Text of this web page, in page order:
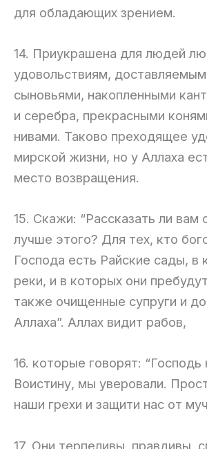
для обладающих зрением.
14. Приукрашена для людей
удовольствиям,
сыновьями, накопленными
и серебра, прекрасными
нивами. Таково преходящее
мирской жизни, но у Аллаха
место возвращения.
15. Скажи: “Рассказать ли вам
лучше этого? Для тех, кто
Господа есть Райские сады, в
реки, и в которых они
также очищенные супруги и
Аллаха”. Аллах видит рабов,
16. которые говорят: “Господь
Воистину, мы уверовали.
наши грехи и защити нас от
17. Они терпеливы, правдивы,